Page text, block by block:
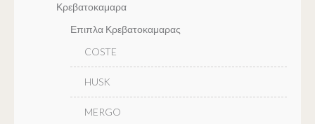
Κρεβατοκαμαρα
Επιπλα Κρεβατοκαμαρας
COSTE
HUSK
MERGO